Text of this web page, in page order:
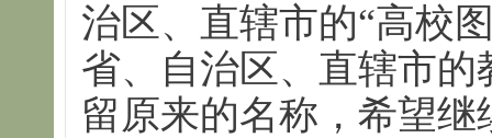
治区、直辖市的“高校
省、自治区、直辖市
留原来的名称，希望